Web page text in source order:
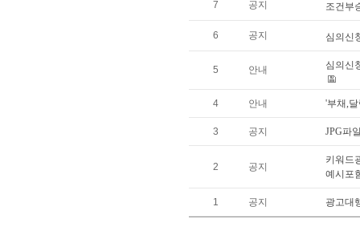
7 공지 조건부
6 공지 심의신
5 안내 심의신
4 안내 '부채,
3 공지 JPG파
2 공지
키워드
예시포
1 공지 광고대